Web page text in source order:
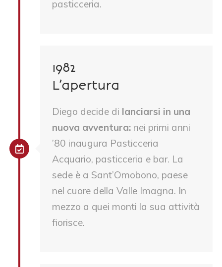
pasticceria.
1982
L’apertura
Diego decide di lanciarsi in una
nuova avventura: nei primi anni
’80 inaugura Pasticceria
Acquario, pasticceria e bar. La
sede è a Sant’Omobono, paese
nel cuore della Valle Imagna. In
mezzo a quei monti la sua attività
fiorisce.